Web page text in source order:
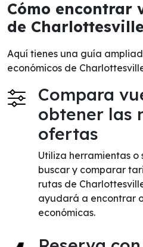
Cómo encontrar
de
Aquí tienes una guía
económicos de
Compara
obtener las
ofertas
Utiliza herramientas
buscar y comparar
rutas de
ayudará a encontrar
económicas.